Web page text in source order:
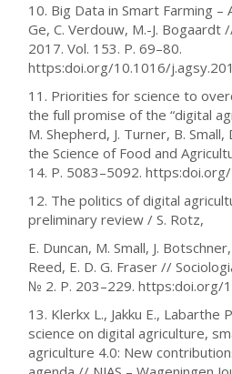
10. Big Data in Smart Farming –
Ge, C. Verdouw, M.-J. Bogaardt
2017. Vol. 153. P. 69–80.
https:doi.org/10.1016/
11. Priorities for science to
the full promise of the “digital
M. Shepherd, J. Turner, B.
the Science of Food and
14. P. 5083–5092.
12. The politics of digital
preliminary review / S. Rotz,
E. Duncan, M. Small, J.
Reed, E. D. G. Fraser //
№ 2. P. 203–229. https:doi.org/
13. Klerkx L., Jakku E., Labarthe
science on digital agriculture,
agriculture 4.0: New